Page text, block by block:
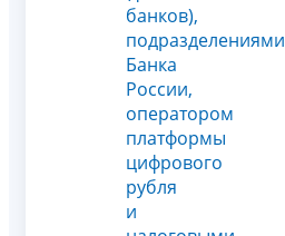
банков),
подразделениями
Банка
России,
оператором
платформы
цифрового
рубля
и